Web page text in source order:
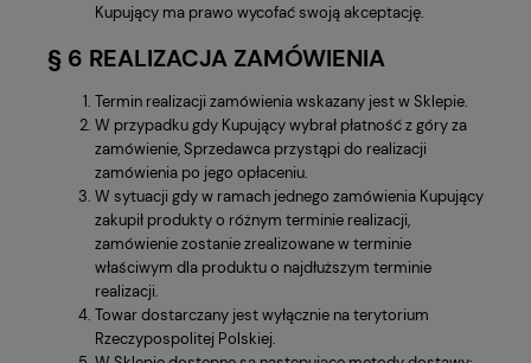
Kupujący ma prawo wycofać swoją akceptację.
§ 6 REALIZACJA ZAMÓWIENIA
Termin realizacji zamówienia wskazany jest w Sklepie.
W przypadku gdy Kupujący wybrał płatność z góry za
zamówienie, Sprzedawca przystąpi do realizacji
zamówienia po jego opłaceniu.
W sytuacji gdy w ramach jednego zamówienia Kupujący
zakupił produkty o różnym terminie realizacji,
zamówienie zostanie zrealizowane w terminie
właściwym dla produktu o najdłuższym terminie
realizacji.
Towar dostarczany jest wyłącznie na terytorium
Rzeczypospolitej Polskiej.